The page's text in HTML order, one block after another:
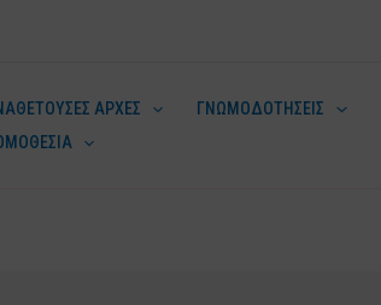
ΑΡΧΕΣ ΓΝΩΜΟΔΟΤΗΣΕΙΣ